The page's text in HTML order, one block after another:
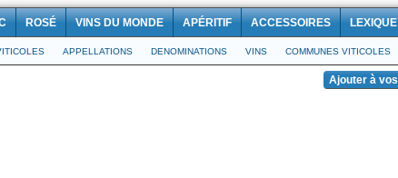
ROSÉ VINS DU MONDE APÉRITIF ACCESSOIRES LEXIQUE
APPELLATIONS DENOMINATIONS VINS COMMUNES VITICOLES